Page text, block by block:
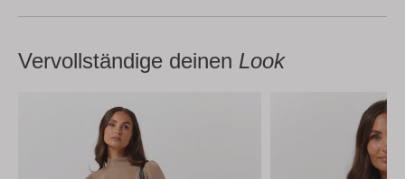
Vervollständige deinen Look